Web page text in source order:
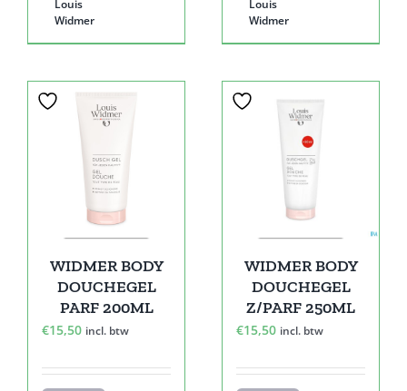
Louis
Widmer
Louis
Widmer
WIDMER BODY
DOUCHEGEL
PARF 200ML
€15,50 incl. btw
WIDMER BODY
DOUCHEGEL
Z/PARF 250ML
€15,50 incl. btw